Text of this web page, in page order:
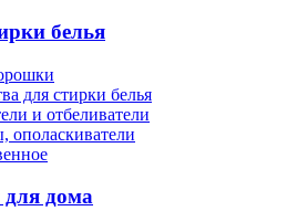
белья
для стирки белья
и отбеливатели
ополаскиватели
дома